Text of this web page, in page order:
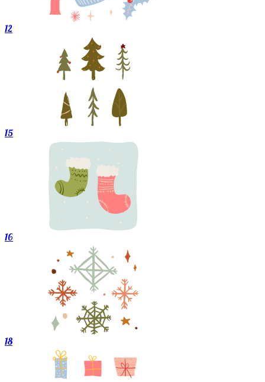
12
15
16
18